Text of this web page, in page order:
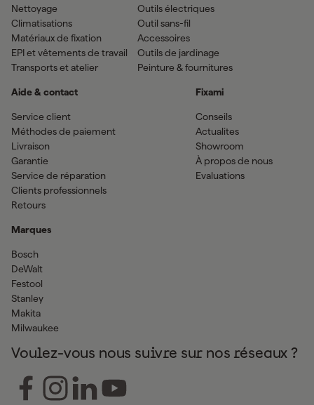
Nettoyage
Climatisations
Matériaux de fixation
EPI et vêtements de travail
Transports et atelier
Outils électriques
Outil sans-fil
Accessoires
Outils de jardinage
Peinture & fournitures
Aide & contact
Service client
Méthodes de paiement
Livraison
Garantie
Service de réparation
Clients professionnels
Retours
Marques
Bosch
DeWalt
Festool
Stanley
Makita
Milwaukee
Fixami
Conseils
Actualites
Showroom
À propos de nous
Evaluations
Voulez-vous nous suivre sur nos réseaux ?